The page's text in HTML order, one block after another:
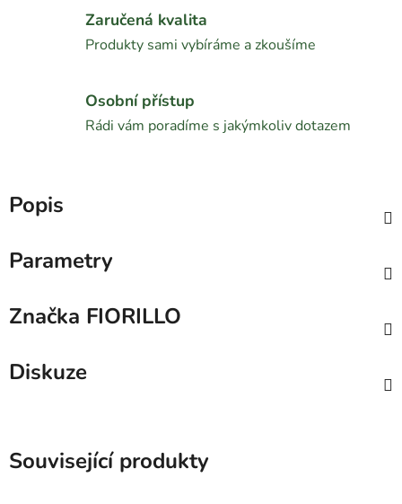
Zaručená kvalita
Produkty sami vybíráme a zkoušíme
Osobní přístup
Rádi vám poradíme s jakýmkoliv dotazem
Popis
Parametry
Značka FIORILLO
Diskuze
Související produkty